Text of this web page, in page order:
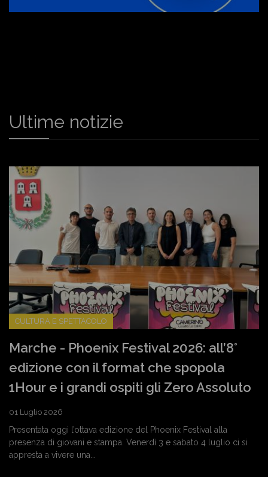
Ultime notizie
CULTURA E SPETTACOLO
Marche - Phoenix Festival 2026: all’8°
edizione con il format che spopola
1Hour e i grandi ospiti gli Zero Assoluto
01 Luglio 2026
Presentata oggi l’ottava edizione del Phoenix Festival alla
presenza di giovani e stampa. Venerdì 3 e sabato 4 luglio ci si
appresta a vivere una...